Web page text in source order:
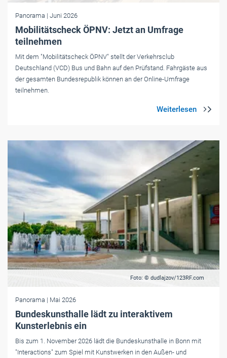
Panorama | Juni 2026
Mobilitätscheck ÖPNV: Jetzt an Umfrage
teilnehmen
Mit dem "Mobilitätscheck ÖPNV" stellt der Verkehrsclub
Deutschland (VCD) Bus und Bahn auf den Prüfstand. Fahrgäste aus
der gesamten Bundesrepublik können an der Online-Umfrage
teilnehmen.
Foto: © dudlajzov/123RF.com
Panorama | Mai 2026
Bundeskunsthalle lädt zu interaktivem
Kunsterlebnis ein
Bis zum 1. November 2026 lädt die Bundeskunsthalle in Bonn mit
"Interactions" zum Spiel mit Kunstwerken in den Außen- und